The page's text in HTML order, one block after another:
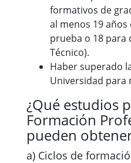
formativos de
al menos 19 años
prueba o 18 para
Técnico).
Haber superado
Universidad para
¿Qué estudios
Formación
pueden
a) Ciclos de